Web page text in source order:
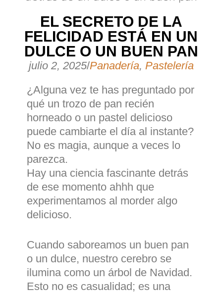
EL SECRETO DE LA
FELICIDAD ESTÁ EN UN
DULCE O UN BUEN PAN
julio 2, 2025/Panadería, Pastelería
¿Alguna vez te has preguntado por
qué un trozo de pan recién
horneado o un pastel delicioso
puede cambiarte el día al instante?
No es magia, aunque a veces lo
parezca.
Hay una ciencia fascinante detrás
de ese momento ahhh que
experimentamos al morder algo
delicioso.
Cuando saboreamos un buen pan
o un dulce, nuestro cerebro se
ilumina como un árbol de Navidad.
Esto no es casualidad; es una